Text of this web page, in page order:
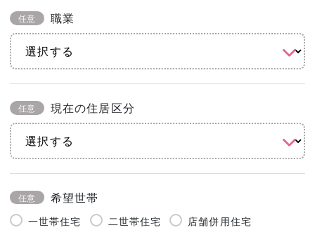
任意 職業
任意 現在の住居区分
任意 希望世帯
一世帯住宅 二世帯住宅 店舗併用住宅